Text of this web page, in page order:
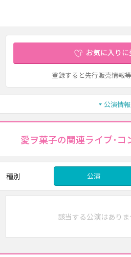
お気に入りに
登録すると先行販売情報
公演情報
愛ヲ菓子の関連ライブ･コ
種別 公演
該当する公演はありま